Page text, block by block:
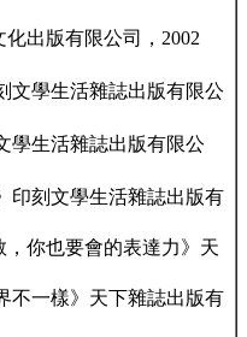
出版有限公司，2002
文學生活雜誌出版有限公
學生活雜誌出版有限公
印刻文學生活雜誌出版有
你也要會的表達力》天
不一樣》天下雜誌出版有